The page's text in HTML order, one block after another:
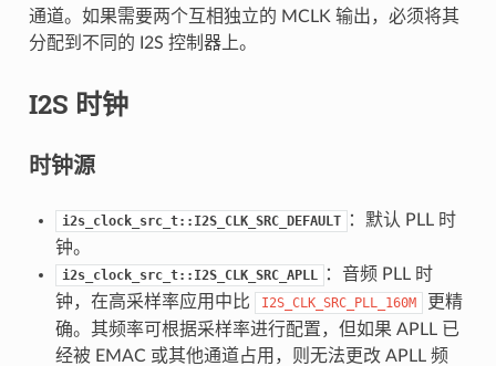
通道。如果需要两个互相独立的 MCLK 输出，必须将其
分配到不同的 I2S 控制器上。
I2S 时钟
时钟源
i2s_clock_src_t::I2S_CLK_SRC_DEFAULT
：默认 PLL 时
钟。
i2s_clock_src_t::I2S_CLK_SRC_APLL
：音频 PLL 时
钟，在高采样率应用中比
I2S_CLK_SRC_PLL_160M
更精
确。其频率可根据采样率进行配置，但如果 APLL 已
经被 EMAC 或其他通道占用，则无法更改 APLL 频